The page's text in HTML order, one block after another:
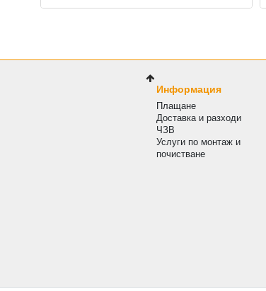
Информация
Плащане
Доставка и разходи
ЧЗВ
Услуги по монтаж и
почистване